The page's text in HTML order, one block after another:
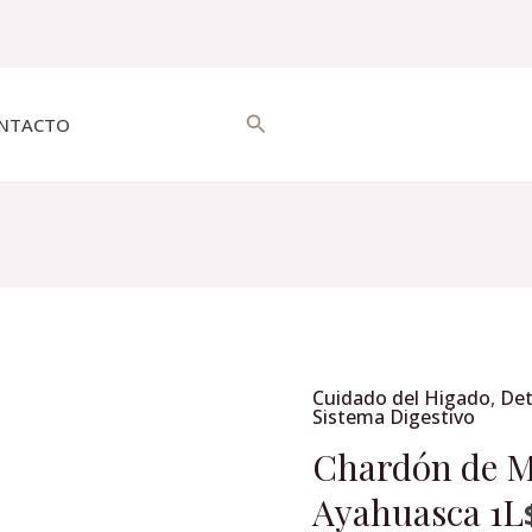
Buscar
Cuidado del Higado,
Sistema Digestivo
Chardón de
Ayahuasca 1L
Chardón
Marie
Tónico